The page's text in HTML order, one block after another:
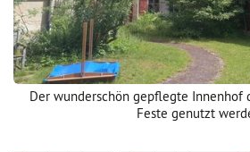
Der wunderschön gepflegte Innenhof
Feste genutzt